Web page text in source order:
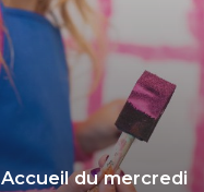
Accueil du mercredi